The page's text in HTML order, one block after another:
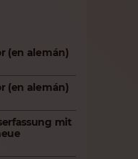
(en alemán)
(en alemán)
mit